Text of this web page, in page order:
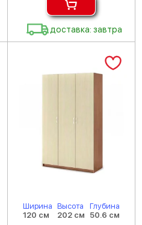
доставка: завтра
Ширина
120 см
Высота
202 см
Глубина
50.6 см